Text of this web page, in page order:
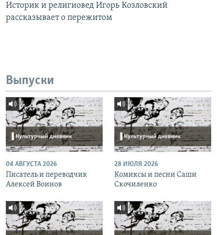
Историк и религиовед Игорь Козловский
рассказывает о пережитом
Выпуски
04 АВГУСТА 2026
Писатель и переводчик
Алексей Воинов
28 ИЮЛЯ 2026
Комиксы и песни Саши
Скочиленко